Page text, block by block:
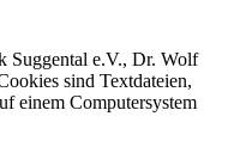
Suggental e.V., Dr. Wolf
sind Textdateien,
einem Computersystem